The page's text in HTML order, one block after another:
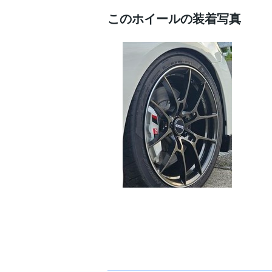
このホイールの装着写真